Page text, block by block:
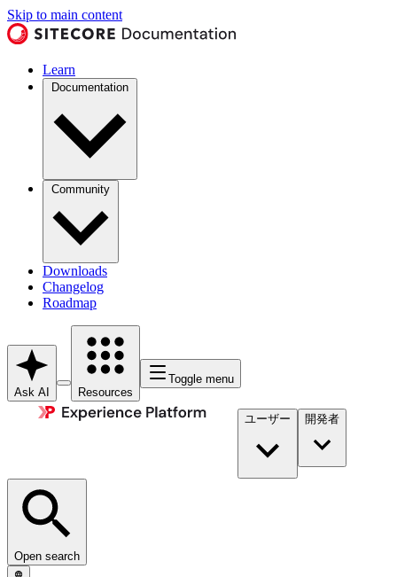
Skip to main content
Learn
Documentation
Community
Downloads
Changelog
Roadmap
Ask AI Resources
Toggle menu
ユーザー 開発者​
Open search